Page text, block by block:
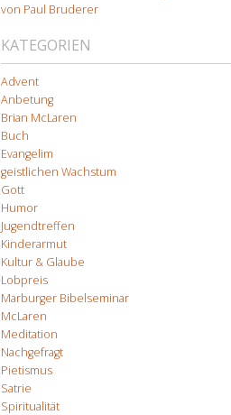
von Paul Bruderer
KATEGORIEN
Advent
Anbetung
Brian McLaren
Buch
Evangelim
geistlichen Wachstum
Gott
Humor
Jugendtreffen
Kinderarmut
Kultur & Glaube
Lobpreis
Marburger Bibelseminar
McLaren
Meditation
Nachgefragt
Pietismus
Satrie
Spiritualität